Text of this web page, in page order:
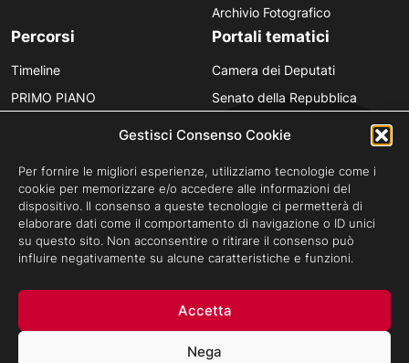
Gestisci Consenso Cookie
Per fornire le migliori esperienze, utilizziamo tecnologie come i
cookie per memorizzare e/o accedere alle informazioni del
dispositivo. Il consenso a queste tecnologie ci permetterà di
elaborare dati come il comportamento di navigazione o ID unici
su questo sito. Non acconsentire o ritirare il consenso può
influire negativamente su alcune caratteristiche e funzioni.
Accetta
Nega
Archivio Fotografico
Percorsi
Timeline
PRIMO PIANO
Anniversari
Portali tematici
Camera dei Deputati
Senato della Repubblica
Luce per la didattica
Fare gli italiani
Archivio Storico Istituto Luce - Tutti i diritti riservati ©Cinecittà s.p.a
Socio Unico Ministero dell'Economia e delle Finanze i cui diritti del